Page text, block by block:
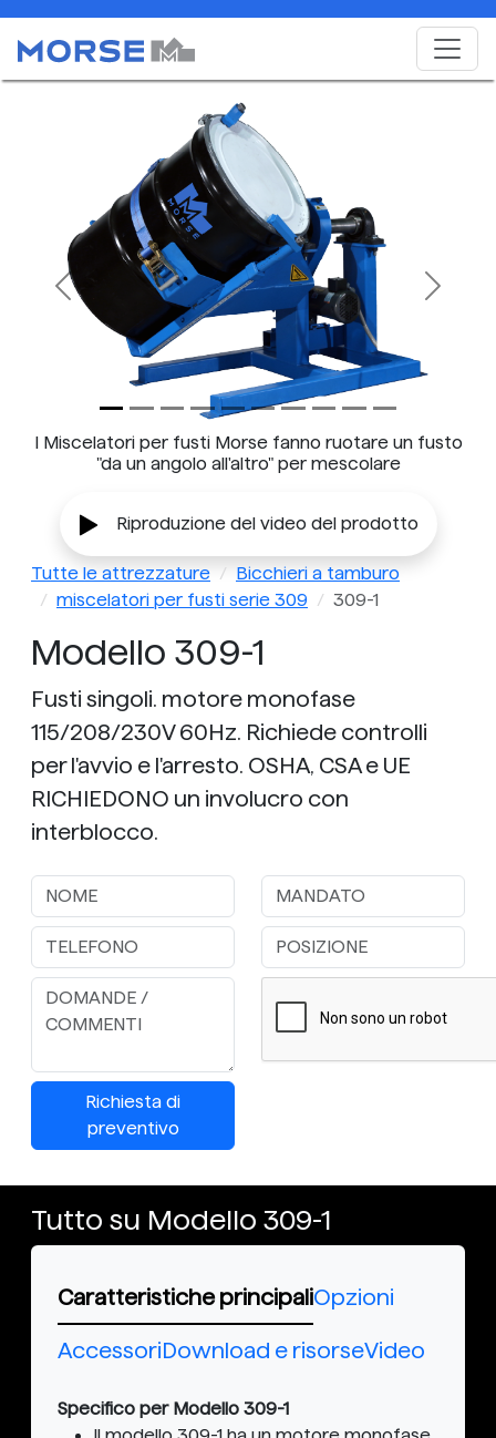
I Miscelatori per fusti Morse fanno ruotare un fusto
"da un angolo all'altro" per mescolare
Previous Next
Riproduzione del video del prodotto
Tutte le attrezzature
Bicchieri a tamburo
miscelatori per fusti serie 309
309-1
Modello 309-1
Fusti singoli. motore monofase
115/208/230V 60Hz. Richiede controlli
per l'avvio e l'arresto. OSHA, CSA e UE
RICHIEDONO un involucro con
interblocco.
Richiesta di
preventivo
Tutto su Modello 309-1
Caratteristiche principaliOpzioni
AccessoriDownload e risorseVideo
Specifico per Modello 309-1